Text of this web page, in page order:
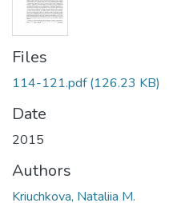
Files
114-121.pdf(126.23 KB)
Date
2015
Authors
Kriuchkova, Nataliia M.